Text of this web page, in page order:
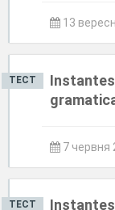
13
ТЕСТ
Instantes
7 червня
ТЕСТ